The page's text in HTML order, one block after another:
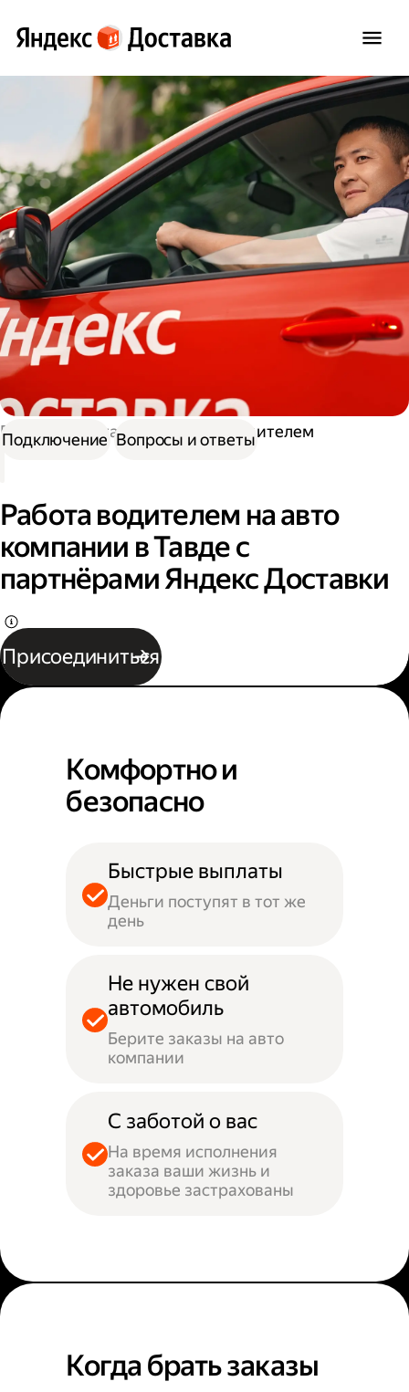
Работа в Доставке Работа водителем
Работа водителем на авто
компании в Тавде с
партнёрами Яндекс Доставки
Присоединиться
Подключение Вопросы и ответы
Комфортно и
безопасно
Быстрые выплаты
Деньги поступят в тот же
день
Не нужен свой
автомобиль
Берите заказы на авто
компании
С заботой о вас
На время исполнения
заказа ваши жизнь и
здоровье застрахованы
Когда брать заказы